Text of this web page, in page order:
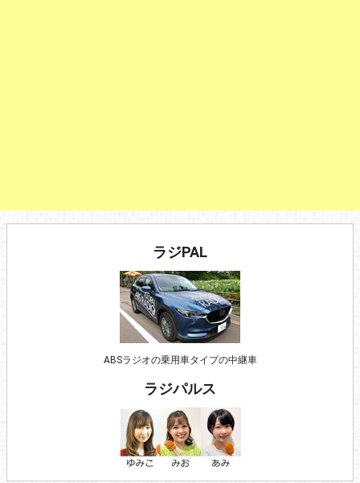
ラジPAL
ABSラジオの乗用車タイプの中継車
ラジパルス